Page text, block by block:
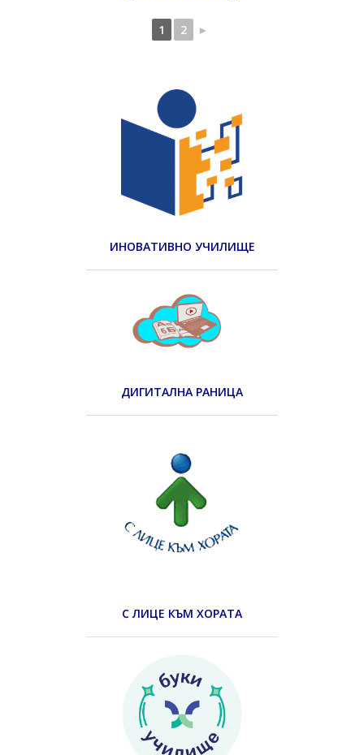
1 2 ►
ИНОВАТИВНО УЧИЛИЩЕ
ДИГИТАЛНА РАНИЦА
С ЛИЦЕ КЪМ ХОРАТА